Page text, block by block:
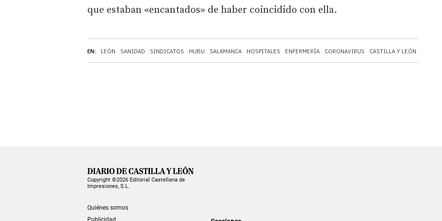
EN: LEÓN SANIDAD SINDICATOS HUBU SALAMANCA HOSPITALES ENFERMERÍA CORONAVIRUS CASTILLA Y LEÓN
que estaban «encantados» de haber coincidido con ella.
Copyright ©2026 Editorial Castellana de
Impresiones, S.L.
Quiénes somos
Publicidad